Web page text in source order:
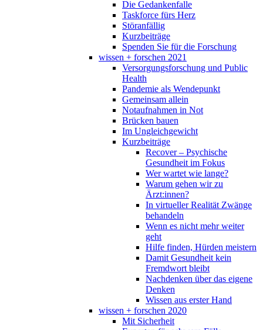
Die Gedankenfalle
Taskforce fürs Herz
Störanfällig
Kurzbeiträge
Spenden Sie für die Forschung
wissen + forschen 2021
Versorgungsforschung und Public
Health
Pandemie als Wendepunkt
Gemeinsam allein
Notaufnahmen in Not
Brücken bauen
Im Ungleichgewicht
Kurzbeiträge
Recover – Psychische
Gesundheit im Fokus
Wer wartet wie lange?
Warum gehen wir zu
Ärzt:innen?
In virtueller Realität Zwänge
behandeln
Wenn es nicht mehr weiter
geht
Hilfe finden, Hürden meistern
Damit Gesundheit kein
Fremdwort bleibt
Nachdenken über das eigene
Denken
Wissen aus erster Hand
wissen + forschen 2020
Mit Sicherheit